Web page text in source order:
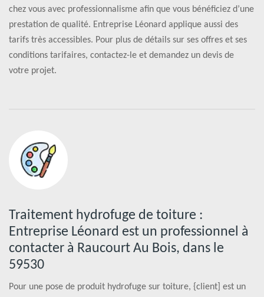
chez vous avec professionnalisme afin que vous bénéficiez d’une
prestation de qualité. Entreprise Léonard applique aussi des
tarifs très accessibles. Pour plus de détails sur ses offres et ses
conditions tarifaires, contactez-le et demandez un devis de
votre projet.
Traitement hydrofuge de toiture :
Entreprise Léonard est un professionnel à
contacter à Raucourt Au Bois, dans le
59530
Pour une pose de produit hydrofuge sur toiture, {client] est un